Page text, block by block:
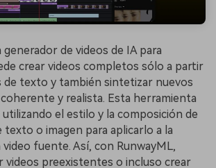
generador de videos de IA para
crear videos completos sólo a partir
de texto y también sintetizar nuevos
y realista. Esta herramienta
el estilo y la composición de
texto o imagen para aplicarlo a la
fuente. Así, con RunwayML,
videos preexistentes o incluso crear